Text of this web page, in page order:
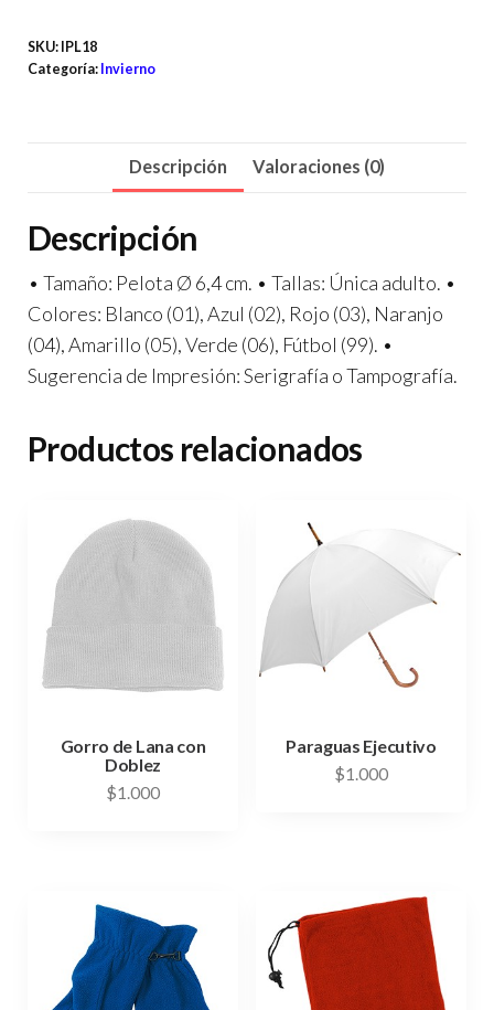
SKU: IPL18
Categoría: Invierno
Descripción Valoraciones (0)
Descripción
• Tamaño: Pelota Ø 6,4 cm. • Tallas: Única adulto. •
Colores: Blanco (01), Azul (02), Rojo (03), Naranjo
(04), Amarillo (05), Verde (06), Fútbol (99). •
Sugerencia de Impresión: Serigrafía o Tampografía.
Productos relacionados
Gorro de Lana con
Doblez
$1.000
Paraguas Ejecutivo
$1.000